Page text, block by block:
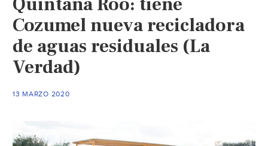
agua
potable
33%
Cozumel nueva recicladora
de aguas residuales (La
Verdad)
13 MARZO 2020